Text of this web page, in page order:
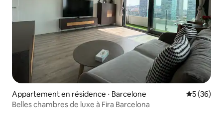
Appartement en résidence ⋅ Barcelone
5 (36)
Belles chambres de luxe à Fira Barcelona